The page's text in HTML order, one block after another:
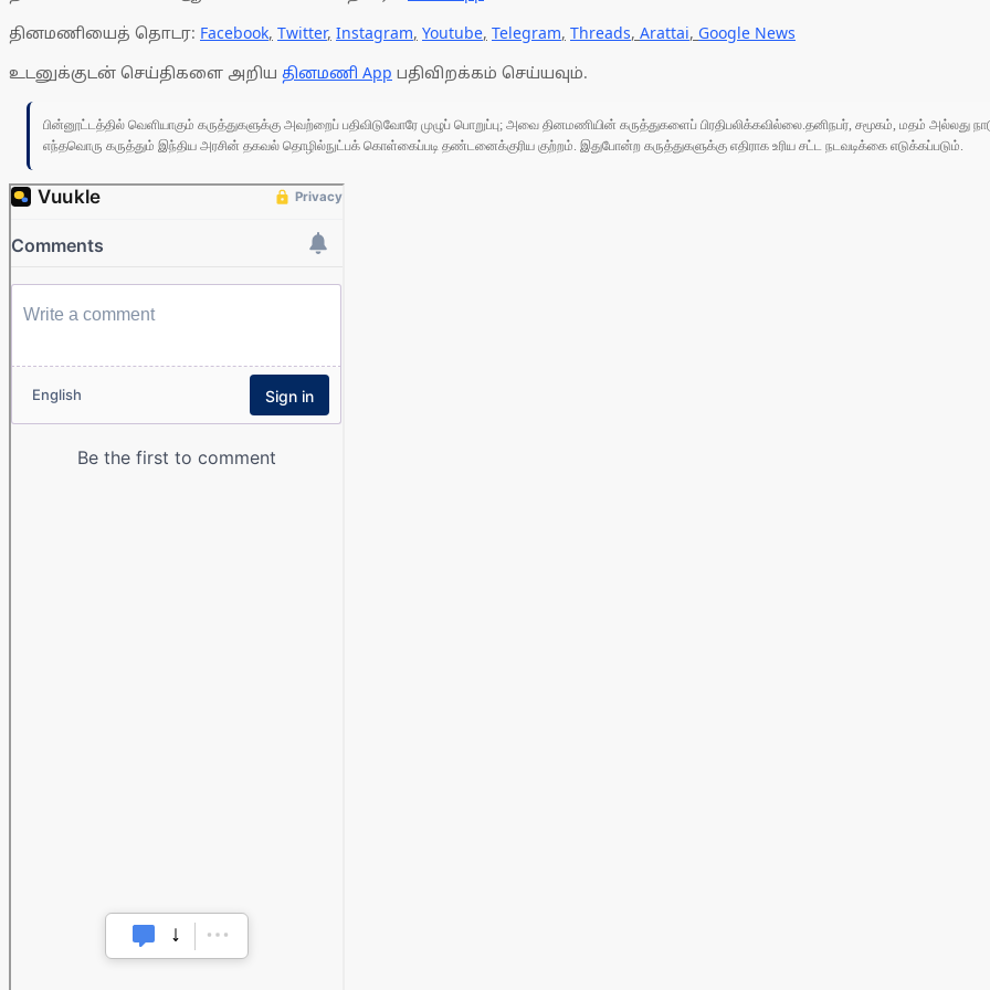
தினமணியைத் தொடர: Facebook, Twitter, Instagram, Youtube, Telegram, Threads, Arattai, Google News
உடனுக்குடன் செய்திகளை அறிய தினமணி App பதிவிறக்கம் செய்யவும்.
பின்னூட்டத்தில் வெளியாகும் கருத்துகளுக்கு அவற்றைப் பதிவிடுவோரே முழுப் பொறுப்பு; அவை தினமணியின் கருத்துகளைப் பிரதிபலிக்கவில்லை.தனிநபர், சமூகம், மதம் அல்லது
எந்தவொரு கருத்தும் இந்திய அரசின் தகவல் தொழில்நுட்பக் கொள்கைப்படி தண்டனைக்குரிய குற்றம். இதுபோன்ற கருத்துகளுக்கு எதிராக உரிய சட்ட நடவடிக்கை எடுக்கப்படும்.